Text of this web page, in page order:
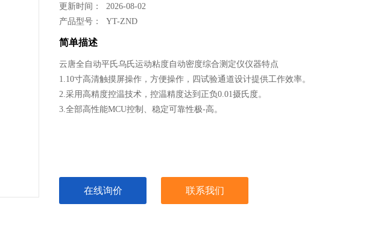
更新时间： 2026-08-02
产品型号：YT-ZND
简单描述
云唐全自动平氏乌氏运动粘度自动密度综合测定仪仪器特点
1.10寸高清触摸屏操作，方便操作，四试验通道设计提供工作效率。
2.采用高精度控温技术，控温精度达到正负0.01摄氏度。
3.全部高性能MCU控制、稳定可靠性极-高。
在线询价 联系我们